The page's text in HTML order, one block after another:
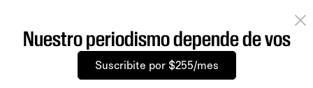
Nuestro periodismo depende de vos
Suscribite por $255/mes